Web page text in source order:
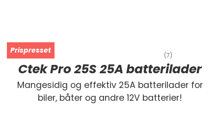
(7)
Ctek Pro 25S 25A batterilader
Mangesidig og effektiv 25A batterilader for
biler, båter og andre 12V batterier!